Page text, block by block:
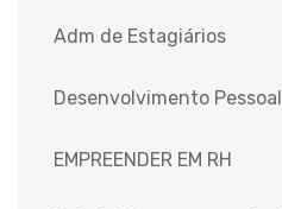
Adm de Estagiários
Desenvolvimento Pessoal
EMPREENDER EM RH